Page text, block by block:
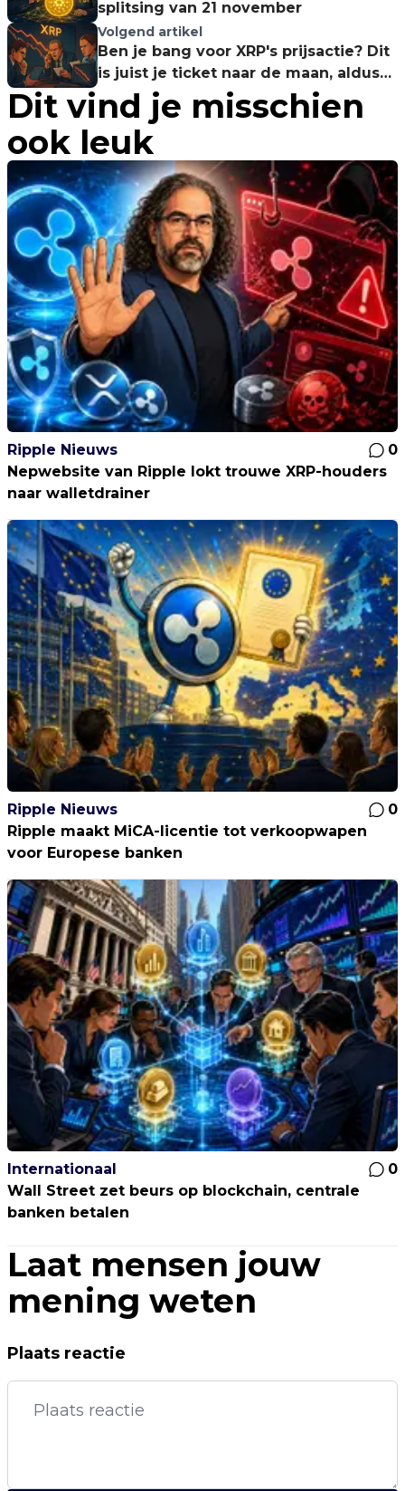
splitsing van 21 november
Volgend artikel
Ben je bang voor XRP's prijsactie? Dit
is juist je ticket naar de maan, aldus
crypto-expert
Dit vind je misschien
ook leuk
Ripple Nieuws
0
Nepwebsite van Ripple lokt trouwe XRP-houders
naar walletdrainer
Ripple Nieuws
0
Ripple maakt MiCA-licentie tot verkoopwapen
voor Europese banken
Internationaal
0
Wall Street zet beurs op blockchain, centrale
banken betalen
Laat mensen jouw
mening weten
Plaats reactie